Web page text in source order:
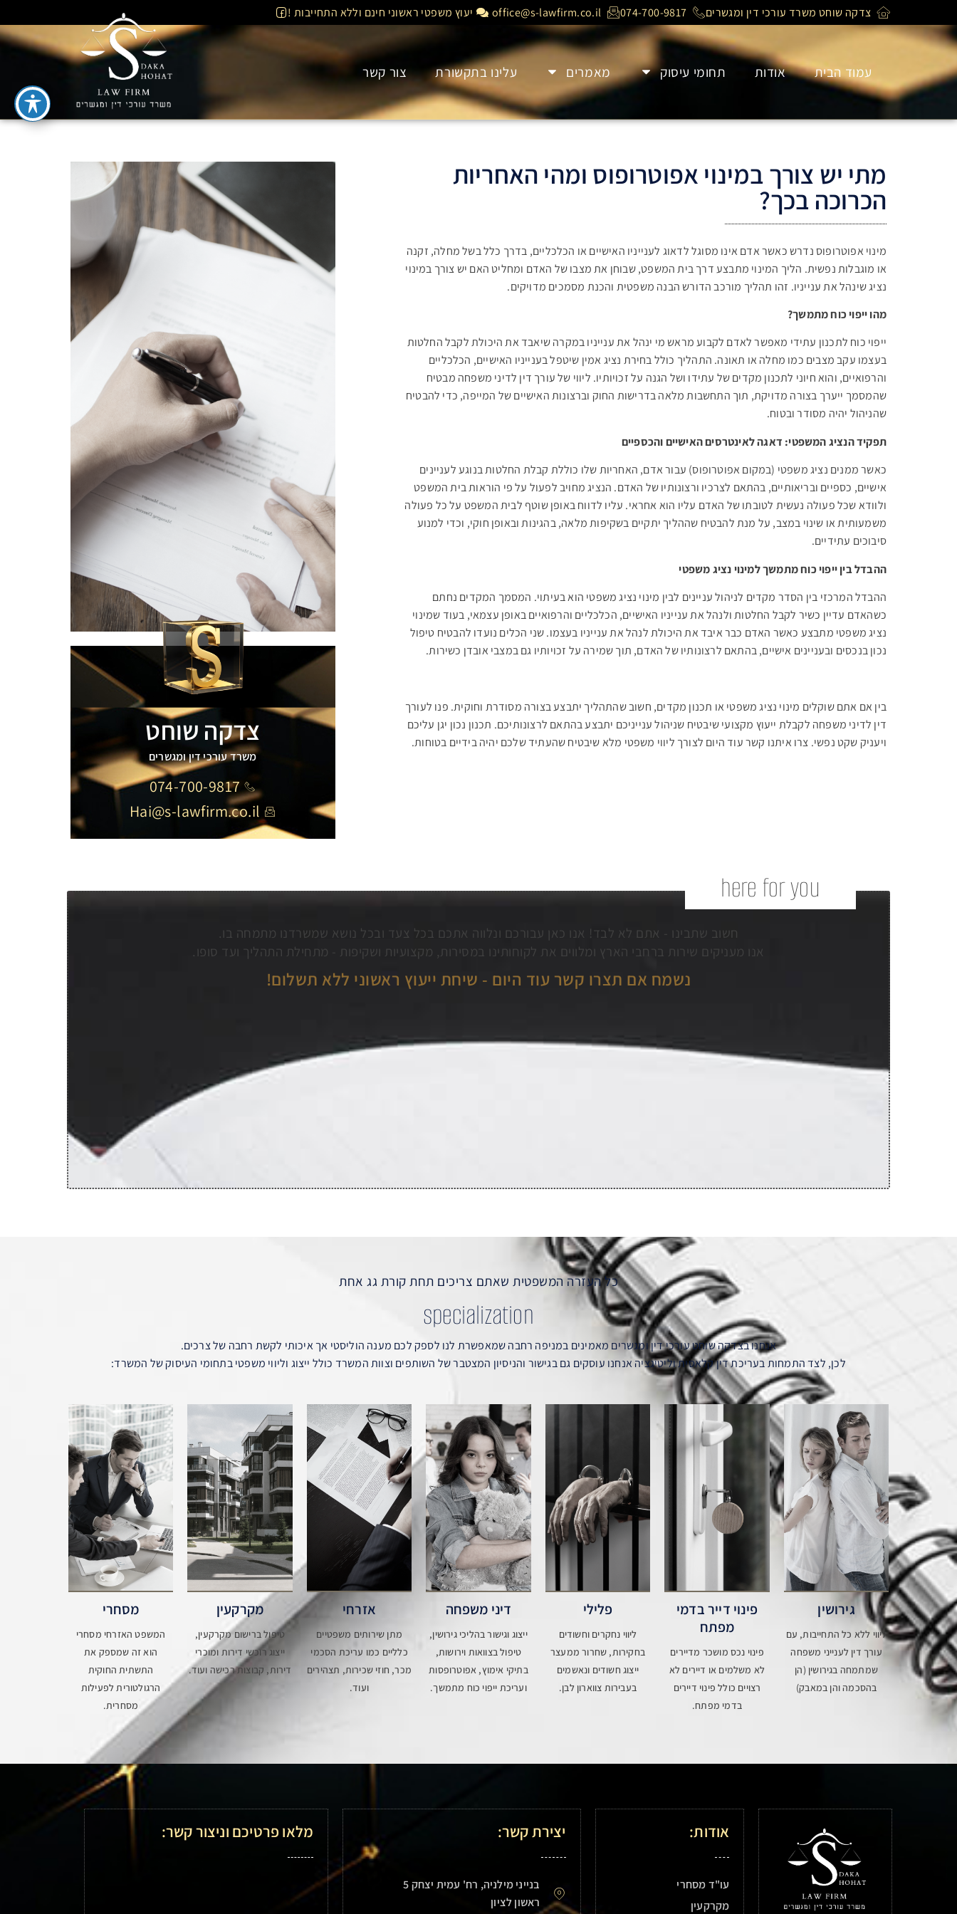
צדקה שוחט משרד עורכי דין ומגשרים 074-700-9817
office@s-lawfirm.co.il יעוץ משפטי ראשוני חינם וללא התחייבות !
עמוד הבית אודות תחומי עיסוק מאמרים עלינו בתקשורת צור קשר
מתי יש צורך במינוי אפוטרופוס ומהי האחריות
הכרוכה בכך?
מינוי אפוטרופוס נדרש כאשר אדם אינו מסוגל לדאוג לענייניו האישיים או הכלכליים, בדרך כלל בשל מחלה, זקנה
או מוגבלות נפשית. הליך המינוי מתבצע דרך בית המשפט, שבוחן את מצבו של האדם ומחליט האם יש צורך במינוי
נציג שינהל את ענייניו. זהו תהליך מורכב הדורש הבנה משפטית והכנת מסמכים מדויקים.
מהו ייפוי כוח מתמשך?
ייפוי כוח לתכנון עתידי מאפשר לאדם לקבוע מראש מי ינהל את ענייניו במקרה שיאבד את היכולת לקבל החלטות
בעצמו עקב מצבים כמו מחלה או תאונה. התהליך כולל בחירת נציג אמין שיטפל בענייניו האישיים, הכלכליים
והרפואיים, והוא חיוני לתכנון מקדים של עתידו ושל הגנה על זכויותיו. ליווי של עורך דין לדיני משפחה מבטיח
שהמסמך ייערך בצורה מדויקת, תוך התחשבות מלאה בדרישות החוק וברצונות האישיים של המייפה, כדי להבטיח
שהניהול יהיה מסודר ובטוח.
תפקיד הנציג המשפטי: דאגה לאינטרסים האישיים והכספיים
כאשר ממנים נציג משפטי (במקום אפוטרופוס) עבור אדם, האחריות שלו כוללת קבלת החלטות בנוגע לעניינים
אישיים, כספיים ובריאותיים, בהתאם לצרכיו ורצונותיו של האדם. הנציג מחויב לפעול על פי הוראות בית המשפט
ולוודא שכל פעולה נעשית לטובתו של האדם עליו הוא אחראי. עליו לדווח באופן שוטף לבית המשפט על כל פעולה
משמעותית או שינוי במצב, על מנת להבטיח שההליך יתקיים בשקיפות מלאה, בהגינות ובאופן חוקי, וכדי למנוע
סיבוכים עתידיים.
ההבדל בין ייפוי כוח מתמשך למינוי נציג משפטי
ההבדל המרכזי בין הסדר מקדים לניהול עניינים לבין מינוי נציג משפטי הוא בעיתוי. המסמך המקדים נחתם
כשהאדם עדיין כשיר לקבל החלטות ולנהל את ענייניו האישיים, הכלכליים והרפואיים באופן עצמאי, בעוד שמינוי
נציג משפטי מתבצע כאשר האדם כבר איבד את היכולת לנהל את ענייניו בעצמו. שני הכלים נועדו להבטיח טיפול
נכון בנכסים ובעניינים אישיים, בהתאם לרצונותיו של האדם, תוך שמירה על זכויותיו גם במצבי אובדן כשירות.
בין אם אתם שוקלים מינוי נציג משפטי או תכנון מקדים, חשוב שהתהליך יתבצע בצורה מסודרת וחוקית. פנו לעורך
דין לדיני משפחה לקבלת ייעוץ מקצועי שיבטיח שניהול ענייניכם יתבצע בהתאם לרצונותיכם. תכנון נכון יגן עליכם
ויעניק שקט נפשי. צרו איתנו קשר עוד היום לצורך ליווי משפטי מלא שיבטיח שהעתיד שלכם יהיה בידיים בטוחות. צדקה שוחט
משרד עורכי דין ומגשרים
074-700-9817
Hai@s-lawfirm.co.il
here for you
חשוב שתבינו - אתם לא לבד! אנו כאן עבורכם ונלווה אתכם בכל צעד ובכל נושא שמשרדנו מתמחה בו.
אנו מעניקים שירות ברחבי הארץ ומלווים את לקוחותינו במסירות, מקצועיות ושקיפות - מתחילת התהליך ועד סופו.
נשמח אם תצרו קשר עוד היום - שיחת ייעוץ ראשוני ללא תשלום!
כל העזרה המשפטית שאתם צריכים תחת קורת גג אחת
specialization
אנחנו בצדקה שוחט עורכי דין ומגשרים מאמינים במניפה רחבה שמאפשרת לנו לספק לכם מענה הוליסטי אך איכותי לקשת רחבה של צרכים.
לכן, לצד התמחות בעריכת דין קלאסית וליטיגציה אנחנו עוסקים גם בגישור והניסיון המצטבר של השותפים וצוות המשרד כולל ייצוג וליווי משפטי בתחומי העיסוק של המשרד:
גירושין
ליווי ללא כל התחייבות, עם
עורך דין לענייני משפחה
שמתמחה בגירושין (הן
בהסכמה והן במאבק)
פינוי דייר בדמי
מפתח
פינוי נכס מושכר מדיירים
לא משלמים או דיירים לא
רצויים כולל פינוי דיירים
בדמי מפתח.
פלילי
ליווי נחקרים וחשודים
בחקירות, שחרור ממעצר
ייצוג חשודים ונאשמים
בעבירות צווארון לבן.
דיני משפחה
ייצוג וגישור בהליכי גירושין,
טיפול בצוואות וירושות,
בתיקי אימוץ, אפוטרופסות
ועריכת ייפוי כוח מתמשך.
אזרחי
מתן שירותים משפטיים
כלליים כמו עריכת הסכמי
מכר, חוזי שכירות, תצהירים
ועוד.
מקרקעין
טיפול ברישום מקרקעין,
ייצוג רוכשי דירות ומוכרי
דירות, קבוצות רכישה ועוד.
מסחרי
המשפט האזרחי מסחרי
הוא זה שמספק את
התשתית החוקית
הרגולטורית לפעילות
מסחרית.
אודות:
עו"ד מסחרי
מקרקעין
יצירת קשר:
בנייני מילניה, רח' עמית יצחק 5
ראשון לציון
מלאו פרטיכם וניצור קשר: